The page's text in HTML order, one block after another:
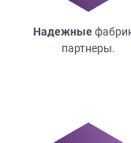
Надежные
партнеры.